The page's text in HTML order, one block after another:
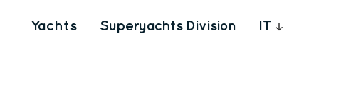
Yachts Superyachts Division IT